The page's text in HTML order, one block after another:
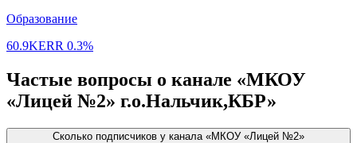
Образование
60.9KERR 0.3%
Частые вопросы о канале «МКОУ
«Лицей №2» г.о.Нальчик,КБР»
Сколько подписчиков у канала «МКОУ «Лицей №2»